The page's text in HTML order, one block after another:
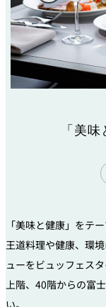
「美
「美味と健康」をテ
王道料理や健康、環
ューをビュッフェス
上階、40階からの富